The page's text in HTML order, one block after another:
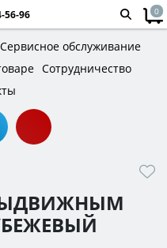
56-96 0
Сервисное обслуживание
Сотрудничество
ВЫДВИЖНЫМ